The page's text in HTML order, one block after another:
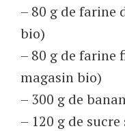
– 80 g de farine
bio)
– 80 g de farine
magasin bio)
– 300 g de
– 120 g de